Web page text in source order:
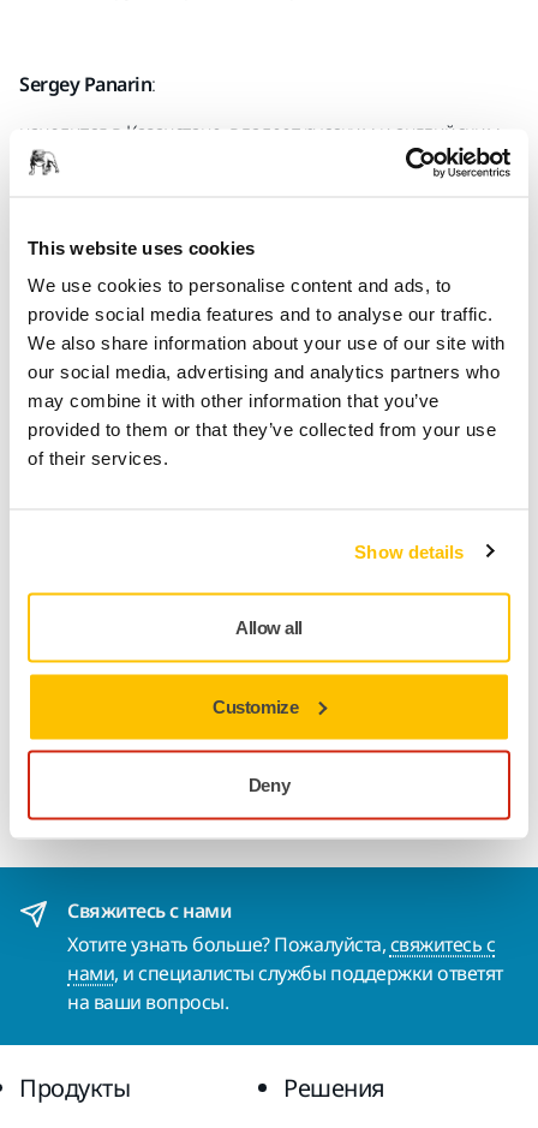
This website uses cookies
We use cookies to personalise content and ads, to
provide social media features and to analyse our traffic.
We also share information about your use of our site with
our social media, advertising and analytics partners who
may combine it with other information that you’ve
provided to them or that they’ve collected from your use
of their services.
Show details
Allow all
Customize
Deny
Sergey Panarin:
находится в Казахстане, владеет русским и английским
sergey.panarin@mirka.com
промышленность, деревообработка, строительство и
декор
Менеджер по продажам Mirka в: Казахстане,
Кыргызстане, Таджикистане, Туркменистане, Узбекистане
Yevhen Omelchenko
Сектора: кузовной ремонт, деревообработка,
строительство и декор
Чтобы получить дополнительную информацию о
Кавказа, ознакомьтесь со списком импортеров на сайте
Importers - Mirka
Свяжитесь с нами
Хотите узнать больше? Пожалуйста,свяжитесь с
нами, и специалисты службы поддержки ответят
на ваши вопросы.
Продукты Решения